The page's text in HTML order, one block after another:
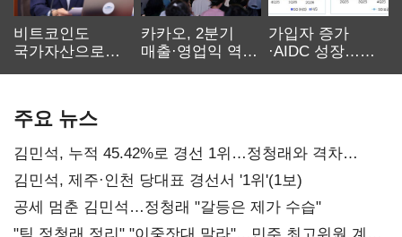
비트코인도
국가자산으로…'
카카오, 2분기
매출·영업익 역대
가입자 증가
·AIDC 성장…
주요 뉴스
김민석, 누적 45.42%로 경선 1위…정청래와 격차
0.86%p(2보)
김민석, 제주·인천 당대표 경선서 '1위'(1보)
공세 멈춘 김민석…정청래 "갈등은 제가 수습"